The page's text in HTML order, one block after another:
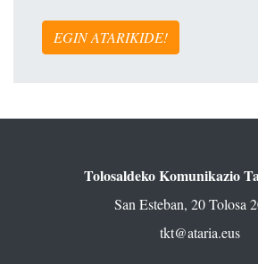
EGIN ATARIKIDE!
Tolosaldeko Komunikazio
San Esteban, 20 Tolosa
tkt@ataria.eus